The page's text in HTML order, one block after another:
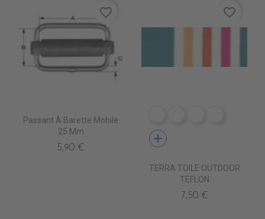
Passant À Barette Mobile
25 Mm
5,90 €
favorite_border
add
TERRA TOILE OUTDOOR
TEFLON
7,50 €
favorite_border